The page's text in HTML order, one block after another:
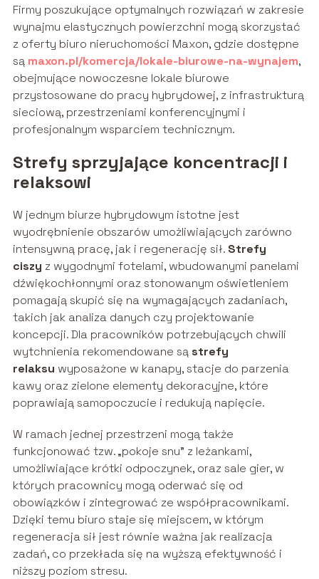
Firmy poszukujące optymalnych rozwiązań w zakresie
wynajmu elastycznych powierzchni mogą skorzystać
z oferty biuro nieruchomości Maxon, gdzie dostępne
są maxon.pl/komercja/lokale-biurowe-na-wynajem,
obejmujące nowoczesne lokale biurowe
przystosowane do pracy hybrydowej, z infrastrukturą
sieciową, przestrzeniami konferencyjnymi i
profesjonalnym wsparciem technicznym.
Strefy sprzyjające koncentracji i
relaksowi
W jednym biurze hybrydowym istotne jest
wyodrębnienie obszarów umożliwiających zarówno
intensywną pracę, jak i regenerację sił. Strefy
ciszy z wygodnymi fotelami, wbudowanymi panelami
dźwiękochłonnymi oraz stonowanym oświetleniem
pomagają skupić się na wymagających zadaniach,
takich jak analiza danych czy projektowanie
koncepcji. Dla pracowników potrzebujących chwili
wytchnienia rekomendowane są strefy
relaksu wyposażone w kanapy, stacje do parzenia
kawy oraz zielone elementy dekoracyjne, które
poprawiają samopoczucie i redukują napięcie.
W ramach jednej przestrzeni mogą także
funkcjonować tzw. „pokoje snu” z leżankami,
umożliwiające krótki odpoczynek, oraz sale gier, w
których pracownicy mogą oderwać się od
obowiązków i zintegrować ze współpracownikami.
Dzięki temu biuro staje się miejscem, w którym
regeneracja sił jest równie ważna jak realizacja
zadań, co przekłada się na wyższą efektywność i
niższy poziom stresu.